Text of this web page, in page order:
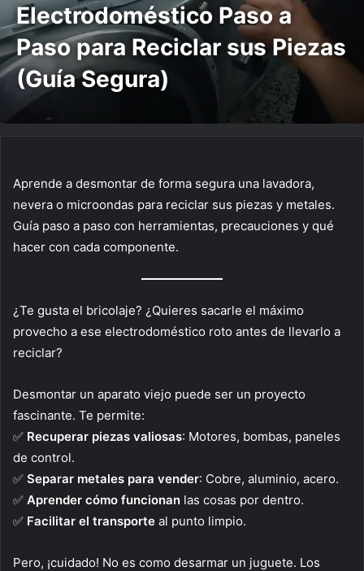
Electrodoméstico Paso a
Paso para Reciclar sus Piezas
(Guía Segura)
Aprende a desmontar de forma segura una lavadora,
nevera o microondas para reciclar sus piezas y metales.
Guía paso a paso con herramientas, precauciones y qué
hacer con cada componente.
¿Te gusta el bricolaje? ¿Quieres sacarle el máximo
provecho a ese electrodoméstico roto antes de llevarlo a
reciclar?
Desmontar un aparato viejo puede ser un proyecto
fascinante. Te permite:
✅ Recuperar piezas valiosas: Motores, bombas, paneles
de control.
✅ Separar metales para vender: Cobre, aluminio, acero.
✅ Aprender cómo funcionan las cosas por dentro.
✅ Facilitar el transporte al punto limpio.
Pero, ¡cuidado! No es como desarmar un juguete. Los